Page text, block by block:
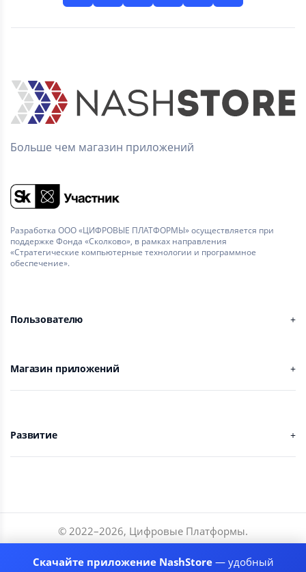
Больше чем магазин приложений
Разработка ООО «ЦИФРОВЫЕ ПЛАТФОРМЫ» осуществляется при
поддержке Фонда «Сколково», в рамках направления
«Стратегические компьютерные технологии и программное
обеспечение».
Пользователю
Магазин приложений
Развитие
© 2022–2026, Цифровые Платформы.
Разработчики
Скачайте приложение NashStore— удобный